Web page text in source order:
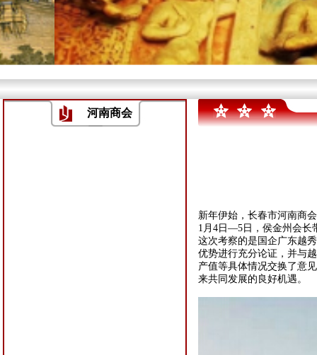
河南商会
新年伊始，长春市河南商
1 月 4 日 —5 日，侯金州会
这次考察的是国企广东越
优势进行充分论证，并与
产值等具体情况交换了意
来共同发展的良好机遇。